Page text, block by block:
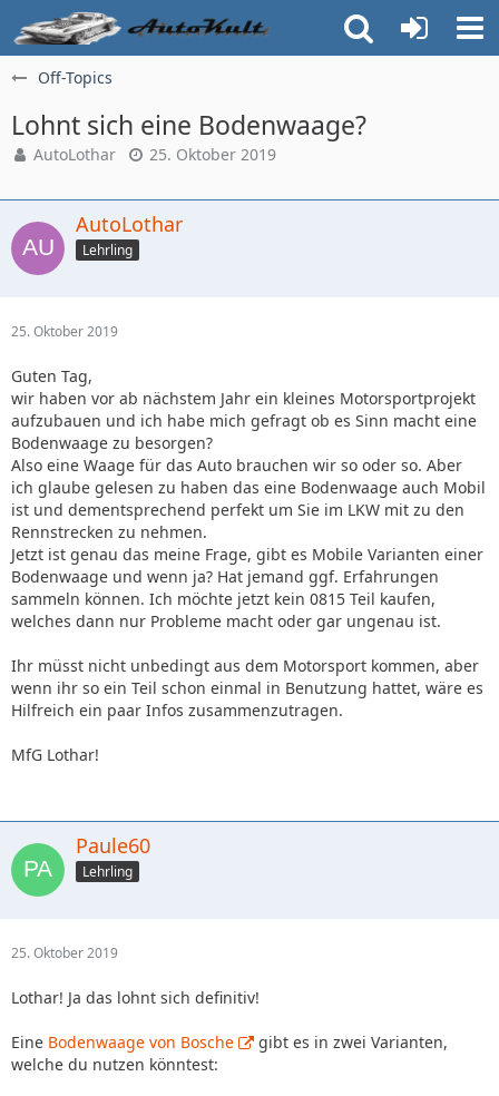
Off-Topics
Lohnt sich eine Bodenwaage?
AutoLothar 25. Oktober 2019
AutoLothar
Lehrling
25. Oktober 2019
Guten Tag,
wir haben vor ab nächstem Jahr ein kleines Motorsportprojekt
aufzubauen und ich habe mich gefragt ob es Sinn macht eine
Bodenwaage zu besorgen?
Also eine Waage für das Auto brauchen wir so oder so. Aber
ich glaube gelesen zu haben das eine Bodenwaage auch Mobil
ist und dementsprechend perfekt um Sie im LKW mit zu den
Rennstrecken zu nehmen.
Jetzt ist genau das meine Frage, gibt es Mobile Varianten einer
Bodenwaage und wenn ja? Hat jemand ggf. Erfahrungen
sammeln können. Ich möchte jetzt kein 0815 Teil kaufen,
welches dann nur Probleme macht oder gar ungenau ist.
Ihr müsst nicht unbedingt aus dem Motorsport kommen, aber
wenn ihr so ein Teil schon einmal in Benutzung hattet, wäre es
Hilfreich ein paar Infos zusammenzutragen.
MfG Lothar!
Paule60
Lehrling
25. Oktober 2019
Lothar! Ja das lohnt sich definitiv!
Eine Bodenwaage von Bosche
gibt es in zwei Varianten,
welche du nutzen könntest: